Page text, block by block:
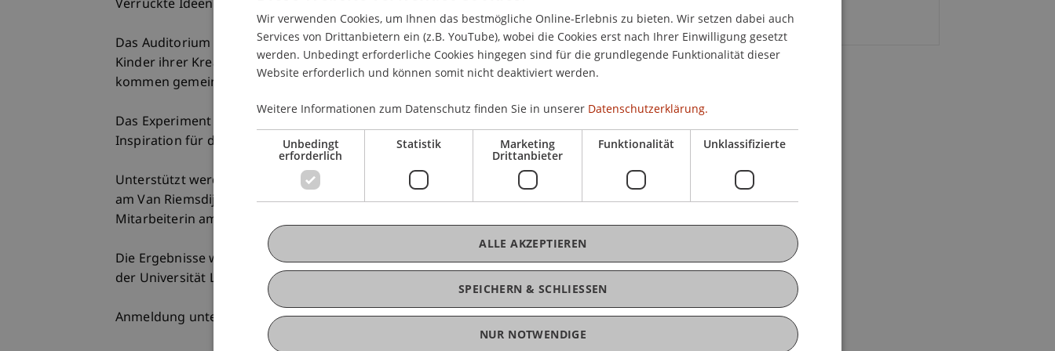
Verrückte Ideen und geniale Geistesblitze gefällig?
Das Auditorium der Universität Liechtenstein wird zur Ideenwerkstatt. Hier lassen die
Kinder ihrer Kreativität freien Lauf, experimentieren mit verschiedenen Materialien,
kommen gemeinsam auf neue Ideen und schaffen innovative Dinge.
Das Experiment «The Dog-Exercising Machine» von Edward de Bono lieferte die
Inspiration für diesen Nachmittag.
Unterstützt werden sie dabei von Mag. Gabriele Hojas, Wissenschaftliche Mitarbeiterin
am Van Riemsdijk-Lehrstuhl für Entrepreneurship, und Claudia Mehl, Studentische
Mitarbeiterin am Lehrstuhl für Finance.
Die Ergebnisse werden im Anschluss für zwei Wochen im Foyer
der Universität Liechtenstein zu bewundern sein.
Anmeldung unter www.kinder-uni.li
Eintritt frei.
GERMAN
ENGLISH
Wir verwenden Cookies, um Ihnen das bestmögliche Online-Erlebnis zu bieten. Wir setzen dabei auch
Services von Drittanbietern ein (z.B. YouTube), wobei die Cookies erst nach Ihrer Einwilligung gesetzt
werden. Unbedingt erforderliche Cookies hingegen sind für die grundlegende Funktionalität dieser
Website erforderlich und können somit nicht deaktiviert werden.
Weitere Informationen zum Datenschutz finden Sie in unserer Datenschutzerklärung.
Unbedingt
erforderlich
Statistik Marketing
Drittanbieter
Funktionalität Unklassifizierte
SPEICHERN & SCHLIESSEN
ALLE AKZEPTIEREN
NUR NOTWENDIGE